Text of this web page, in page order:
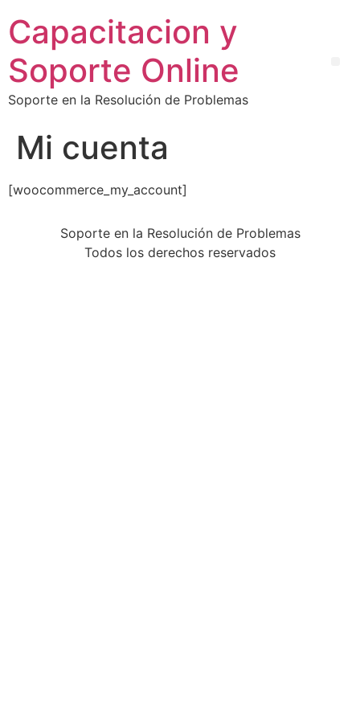
Capacitacion y
Soporte Online
Soporte en la Resolución de Problemas
Mi cuenta
[woocommerce_my_account]
Soporte en la Resolución de Problemas
Todos los derechos reservados